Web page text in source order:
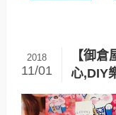
【御
心,DIY
2018
11/01